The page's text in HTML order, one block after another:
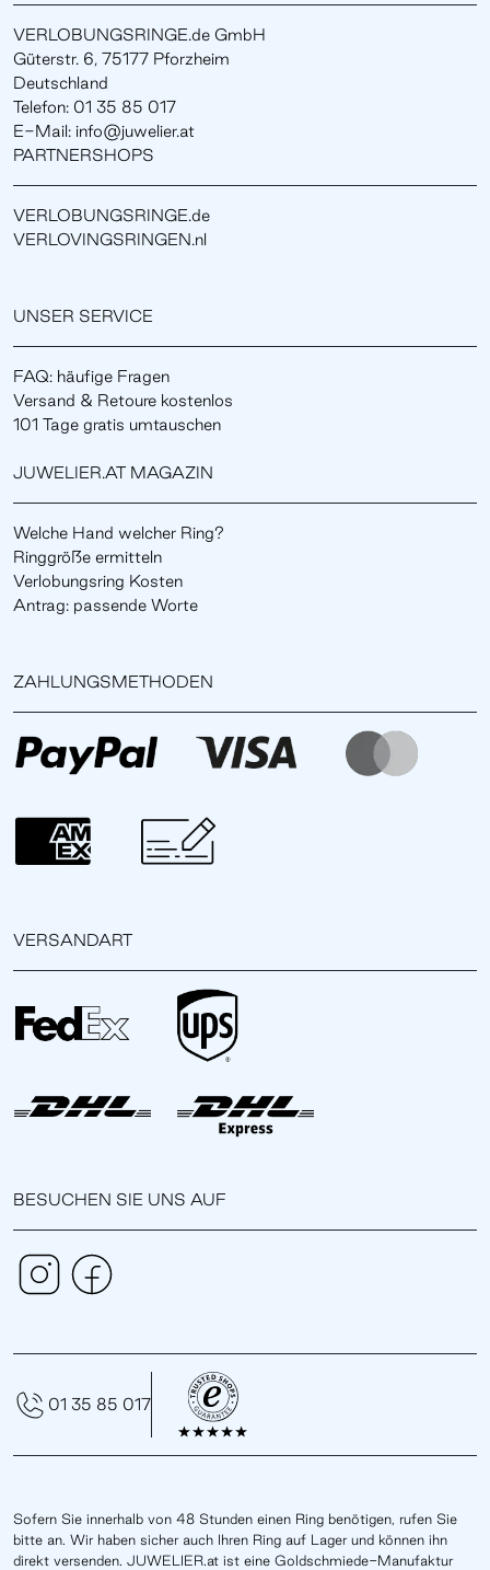
VERLOBUNGSRINGE.de GmbH
Güterstr. 6, 75177 Pforzheim
Deutschland
Telefon: 01 35 85 017
E-Mail: info@juwelier.at
PARTNERSHOPS
VERLOBUNGSRINGE.de
VERLOVINGSRINGEN.nl
UNSER SERVICE
FAQ: häufige Fragen
Versand & Retoure kostenlos
101 Tage gratis umtauschen
JUWELIER.AT MAGAZIN
Welche Hand welcher Ring?
Ringgröße ermitteln
Verlobungsring Kosten
Antrag: passende Worte
ZAHLUNGSMETHODEN
VERSANDART
BESUCHEN SIE UNS AUF
Sofern Sie innerhalb von 48 Stunden einen Ring benötigen, rufen Sie
bitte an. Wir haben sicher auch Ihren Ring auf Lager und können ihn
direkt versenden. JUWELIER.at ist eine Goldschmiede-Manufaktur
01 35 85 017